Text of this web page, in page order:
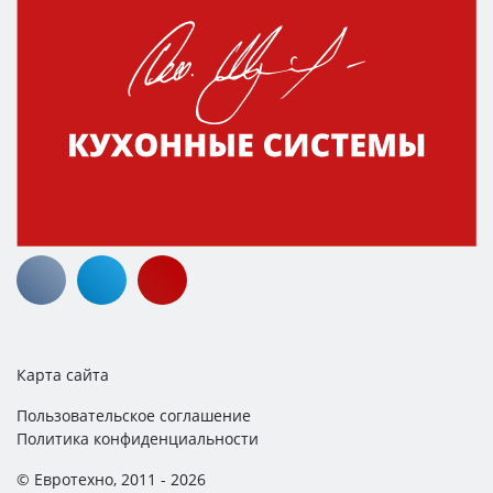
Карта сайта
Пользовательское соглашение
Политика конфиденциальности
© Евротехно, 2011 - 2026